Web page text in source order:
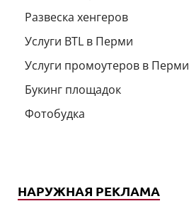
Развеска хенгеров
Услуги BTL в Перми
Услуги промоутеров в Перми
Букинг площадок
Фотобудка
НАРУЖНАЯ РЕКЛАМА